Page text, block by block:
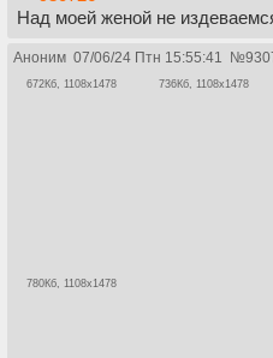
Над моей женой не
Аноним 07/06/24 Птн 15:55:41 №
672Кб, 1108x1478 736Кб, 1108x1478
780Кб, 1108x1478